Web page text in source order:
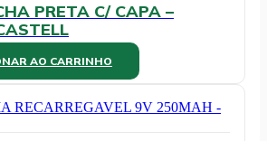
opções
podem
ser
escolhidas
na
do
PRETA C/ CAPA –
AO CARRINHO